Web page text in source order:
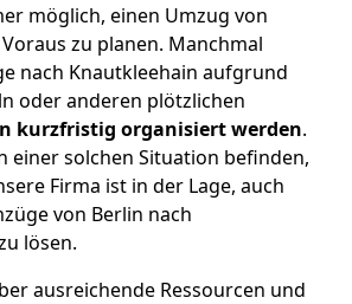
möglich, einen Umzug von
zu planen. Manchmal
nach Knautkleehain aufgrund
oder anderen plötzlichen
kurzfristig organisiert werden.
einer solchen Situation befinden,
Firma ist in der Lage, auch
von Berlin nach
lösen.
ausreichende Ressourcen und